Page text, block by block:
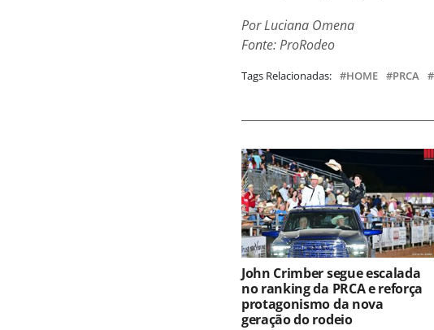
Por Luciana Omena
Fonte: ProRodeo
Tags Relacionadas: HOME PRCA
John Crimber segue escalada
no ranking da PRCA e reforça
protagonismo da nova
geração do rodeio